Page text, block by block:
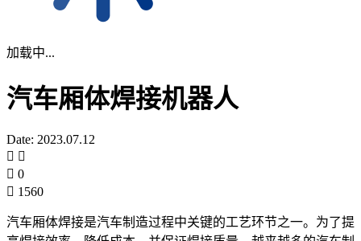
加载中...
汽车厢体焊接机器人
Date: 2023.07.12
0
1560
汽车厢体焊接是汽车制造过程中关键的工艺环节之一。为了提